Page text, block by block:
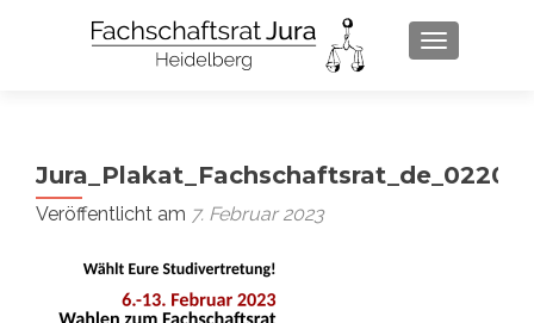
SCHALTE
Veröffentlicht am 7. Februar 2023